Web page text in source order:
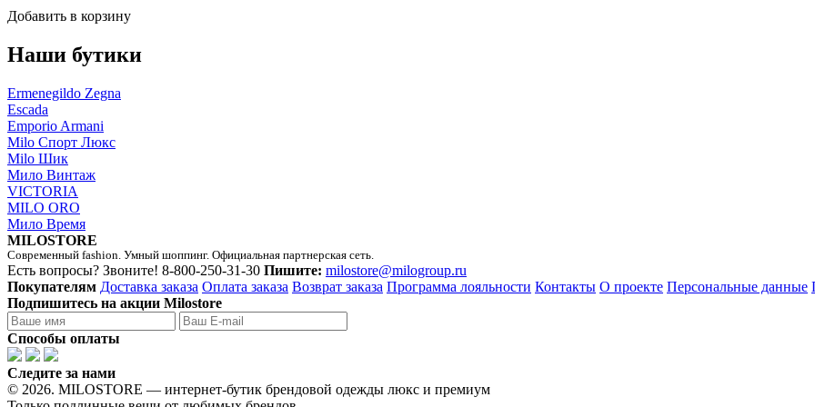
Добавить в корзину
Наши бутики
Ermenegildo Zegna
Escada
Emporio Armani
Milo Спорт Люкс
Milo Шик
Мило Винтаж
VICTORIA
MILO ORO
Мило Время
MILOSTORE
Современный fashion. Умный шоппинг. Официальная партнерская сеть.
Есть вопросы? Звоните! 8-800-250-31-30 Пишите: milostore@milogroup.ru
Покупателям Доставка заказа Оплата заказа Возврат заказа Программа лояльности Контакты О проекте Персональные данные
Подпишитесь на акции Milostore
Способы оплаты
Следите за нами
© 2026. MILOSTORE — интернет-бутик брендовой одежды люкс и премиум